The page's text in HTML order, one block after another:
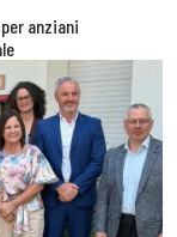
anziani